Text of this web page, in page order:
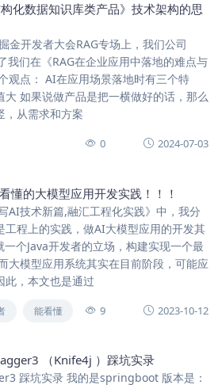
化数据知识库类产品》技术架构的思
金开发者大会RAG专场上，我们公司
我们在《RAG在企业应用中落地的难点与
观点： AI在应用场景落地时有三个特
大 如果说做产品是把一横做好的话，那么
，从需求和方案
0 2024-07-03
懂的大模型应用开发实践！！！
AI技术新篇,融汇工程化实践》中，我分
工程上的实践，做AI大模型应用的开发其
个Java开发者的立场，构建实现一个最
大模型应用系统其实在目前阶段，可能应
此，本文也是通过
能看懂 9 2023-10-12
（Knife4j ）踩坑实录
踩坑实录 我的是springboot 版本是：